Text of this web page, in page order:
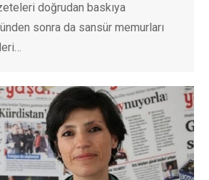
doğrudan baskıya
sonra da sansür memurları